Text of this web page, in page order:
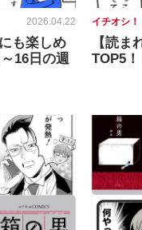
2026.04.22
も楽しめ
16日の週
イチオシ！
【読ま
TOP5